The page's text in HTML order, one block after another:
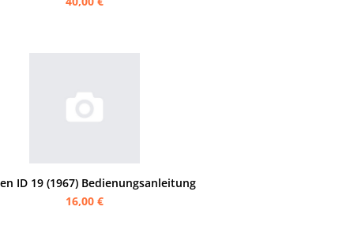
ID 19 (1967) Bedienungsanleitung
16,00 €